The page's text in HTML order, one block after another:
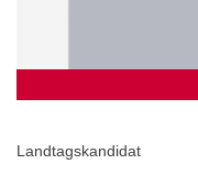
Landtagskandidat